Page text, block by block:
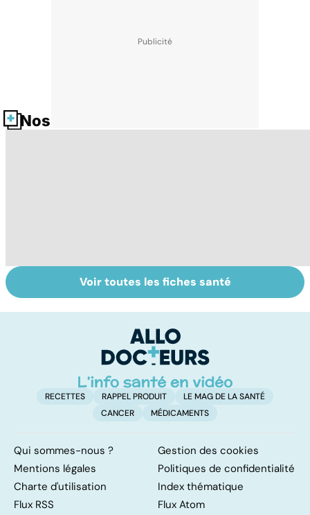
Nos fiches santé
Les anomalies
des testicules
L'excision, une
mutilation
Voir toutes les fiches santé
RECETTES RAPPEL PRODUIT
LE MAG DE LA SANTÉ
CANCER
MÉDICAMENTS
Qui sommes-nous ?
Gestion des cookies
Mentions légales
Politiques de confidentialité
Charte d'utilisation
Index thématique
Flux RSS
Flux Atom